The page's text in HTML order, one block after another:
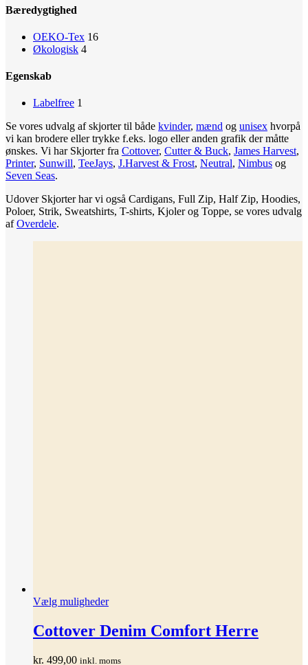
Bæredygtighed
OEKO-Tex 16
Økologisk 4
Egenskab
Labelfree 1
Se vores udvalg af skjorter til både kvinder, mænd og unisex hvorpå
vi kan brodere eller trykke f.eks. logo eller anden grafik der måtte
ønskes. Vi har Skjorter fra Cottover, Cutter & Buck, James Harvest,
Printer, Sunwill, TeeJays, J.Harvest & Frost, Neutral, Nimbus og
Seven Seas.
Udover Skjorter har vi også Cardigans, Full Zip, Half Zip, Hoodies,
Poloer, Strik, Sweatshirts, T-shirts, Kjoler og Toppe, se vores udvalg
afOverdele.
Vælg mulighederDette
har
flere
Cottover Denim Comfort Herre
kr. 499,00 inkl. moms